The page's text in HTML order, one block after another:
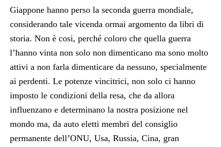
Giappone hanno perso la seconda guerra mondiale,
considerando tale vicenda ormai argomento da libri di
storia. Non è cosi, perché coloro che quella guerra
l’hanno vinta non solo non dimenticano ma sono molto
attivi a non farla dimenticare da nessuno, specialmente
ai perdenti. Le potenze vincitrici, non solo ci hanno
imposto le condizioni della resa, che da allora
influenzano e determinano la nostra posizione nel
mondo ma, da auto eletti membri del consiglio
permanente dell’ONU, Usa, Russia, Cina, gran